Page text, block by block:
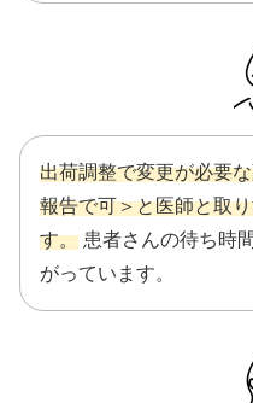
出荷調整で変更が必要
報告で可＞と医師と取
す。 患者さんの待ち時
がっています。